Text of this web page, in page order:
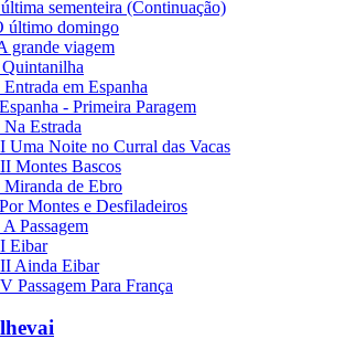
sementeira (Continuação)
último domingo
grande viagem
em Espanha
- Primeira Paragem
Estrada
Noite no Curral das Vacas
Montes Bascos
de Ebro
Montes e Desfiladeiros
Passagem
Eibar
Ainda Eibar
Passagem Para França